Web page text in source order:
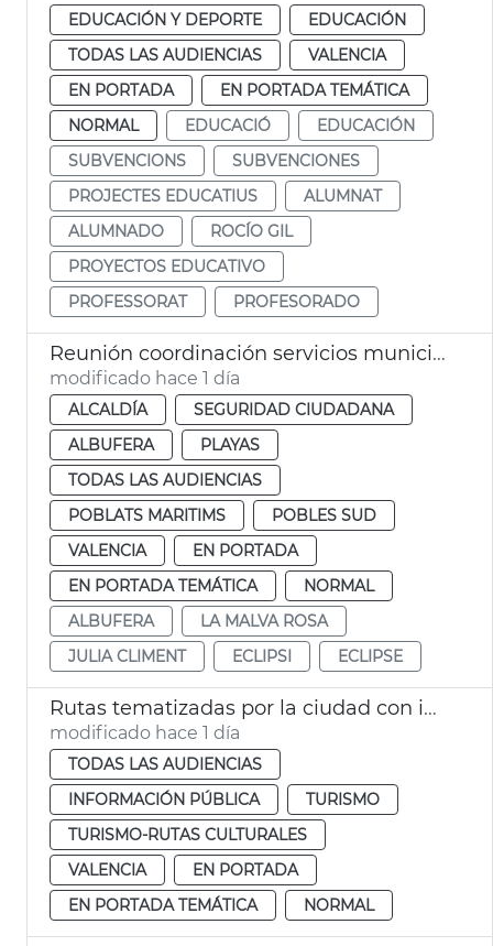
EDUCACIÓN Y DEPORTE
EDUCACIÓN
TODAS LAS AUDIENCIAS
VALENCIA
EN PORTADA
EN PORTADA TEMÁTICA
NORMAL
EDUCACIÓ
EDUCACIÓN
SUBVENCIONS
SUBVENCIONES
PROJECTES EDUCATIUS
ALUMNAT
ALUMNADO
ROCÍO GIL
PROYECTOS EDUCATIVO
PROFESSORAT
PROFESORADO
Reunión coordinación servicios municipales eclipse València
modificado hace 1 día
ALCALDÍA
SEGURIDAD CIUDADANA
ALBUFERA
PLAYAS
TODAS LAS AUDIENCIAS
POBLATS MARITIMS
POBLES SUD
VALENCIA
EN PORTADA
EN PORTADA TEMÁTICA
NORMAL
ALBUFERA
LA MALVA ROSA
JULIA CLIMENT
ECLIPSI ECLIPSE
Rutas tematizadas por la ciudad con intérprete de lengua de signos
modificado hace 1 día
TODAS LAS AUDIENCIAS
INFORMACIÓN PÚBLICA
TURISMO
TURISMO-RUTAS CULTURALES
VALENCIA
EN PORTADA
EN PORTADA TEMÁTICA
NORMAL